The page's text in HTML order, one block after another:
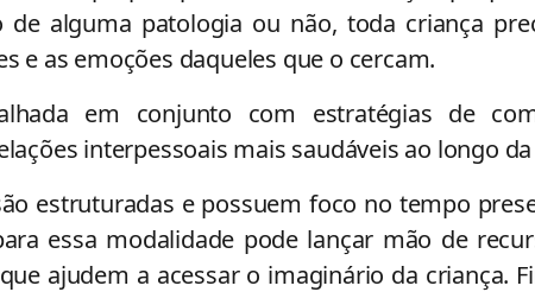
alguma patologia ou não, toda criança
e as emoções daqueles que o cercam.
em conjunto com estratégias de
interpessoais mais saudáveis ao longo
estruturadas e possuem foco no tempo
essa modalidade pode lançar mão de
que ajudem a acessar o imaginário da criança.